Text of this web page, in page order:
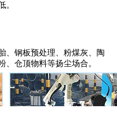
。
、钢板预处理、粉煤灰、陶
、仓顶物料等扬尘场合。